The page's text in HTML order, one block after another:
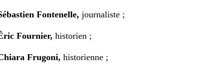
Fontenelle, journaliste ;
Fournier, historien ;
Frugoni, historienne ;